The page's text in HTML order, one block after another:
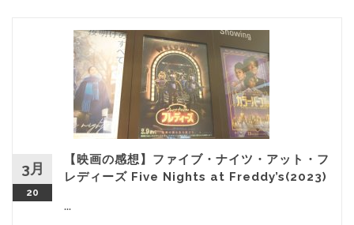
3月
20
【映画の感想】ファイブ・ナイツ・アット・フ
レディーズ Five Nights at Freddy’s(2023)
...